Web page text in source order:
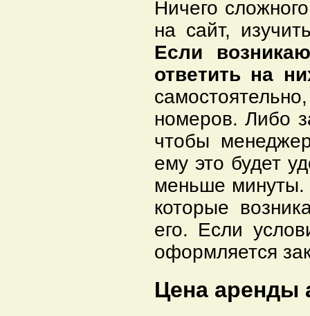
Ничего
на сайт,
Если
ответить на
номеров. Либо
чтобы
ему это будет
меньше минуты.
которые
его. Если
оформляется
Цена аренды